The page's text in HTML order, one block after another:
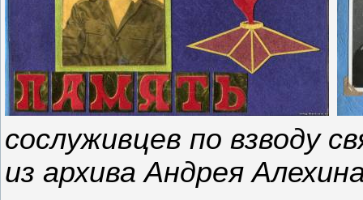
сослуживцев по взводу
из архива Андрея